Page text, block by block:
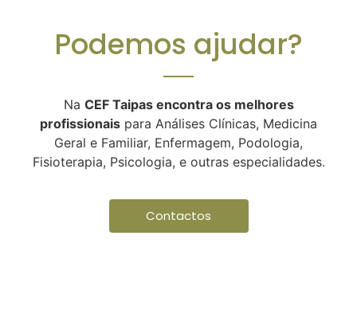
Podemos ajudar?
Na CEF Taipas encontra os melhores
profissionais para Análises Clínicas, Medicina
Geral e Familiar, Enfermagem, Podologia,
Fisioterapia, Psicologia, e outras especialidades.
Contactos